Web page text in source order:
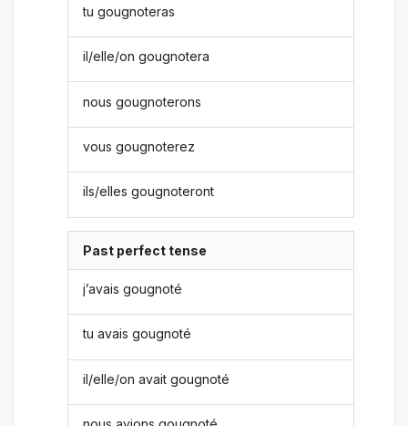
tu gougnoteras
il/elle/on gougnotera
nous gougnoterons
vous gougnoterez
ils/elles gougnoteront
Past perfect tense
j’avais gougnoté
tu avais gougnoté
il/elle/on avait gougnoté